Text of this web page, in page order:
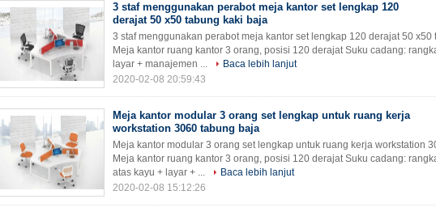
Dan Rangka Baja
3 staf menggunakan perabot meja kantor set lengkap 120
derajat 50 x50 tabung kaki baja
3 staf menggunakan perabot meja kantor set lengkap 120 derajat 50
Meja kantor ruang kantor 3 orang, posisi 120 derajat Suku cadang:
layar + manajemen ...
Baca lebih lanjut
2020-02-08 20:59:43
Meja kantor modular 3 orang set lengkap untuk ruang kerja
workstation 3060 tabung baja
Meja kantor modular 3 orang set lengkap untuk ruang kerja workstation
Meja kantor ruang kantor 3 orang, posisi 120 derajat Suku cadang:
atas kayu + layar + ...
Baca lebih lanjut
2020-02-08 15:12:26